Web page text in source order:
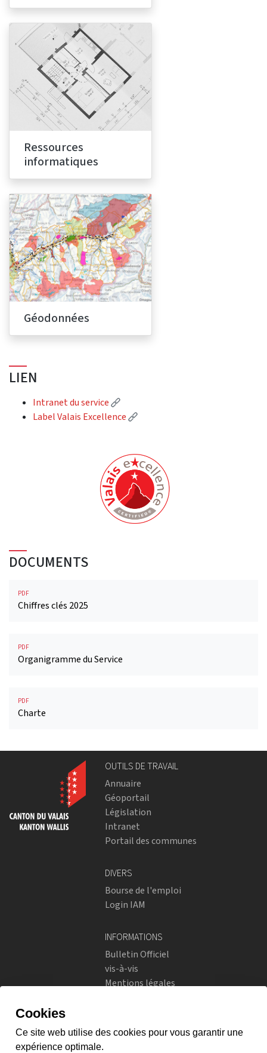
Ressources
informatiques
Géodonnées
LIEN
Intranet du service
(External link)
Label Valais Excellence
(External link)
DOCUMENTS
PDF
Chiffres clés 2025
PDF
Organigramme du Service
PDF
Charte
OUTILS DE TRAVAIL
Annuaire
Géoportail
Législation
Intranet
Portail des communes
DIVERS
Bourse de l'emploi
Login IAM
INFORMATIONS
Bulletin Officiel
vis-à-vis
Mentions légales